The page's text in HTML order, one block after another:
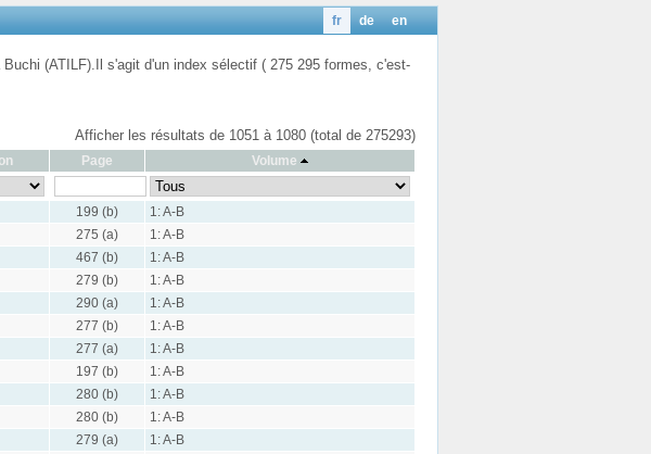
en
de
fr
(ATILF).Il s'agit d'un index sélectif ( 275 295 formes, c'est-
Afficher les résultats de 1051 à 1080 (total de 275293)
Page Volume
199 (b)
1: A-B
275 (a)
1: A-B
467 (b)
1: A-B
279 (b)
1: A-B
290 (a)
1: A-B
277 (b)
1: A-B
277 (a)
1: A-B
197 (b)
1: A-B
280 (b)
1: A-B
280 (b)
1: A-B
279 (a)
1: A-B